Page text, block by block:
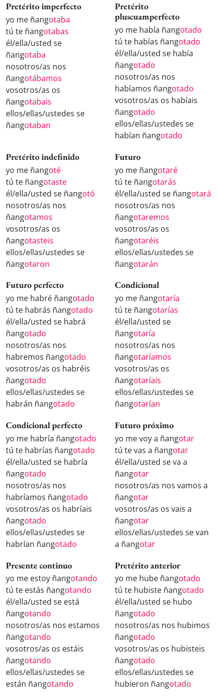
Pretérito imperfecto
yo me ñangotaba
tú te ñangotabas
él/ella/usted se
ñangotaba
nosotros/as nos
ñangotábamos
vosotros/as os
ñangotabais
ellos/ellas/ustedes se
ñangotaban
Pretérito
pluscuamperfecto
yo me había ñangotado
tú te habías ñangotado
él/ella/usted se había
ñangotado
nosotros/as nos
habíamos ñangotado
vosotros/as os habíais
ñangotado
ellos/ellas/ustedes se
habían ñangotado
Pretérito indefinido
yo me ñangoté
tú te ñangotaste
él/ella/usted se ñangotó
nosotros/as nos
ñangotamos
vosotros/as os
ñangotasteis
ellos/ellas/ustedes se
ñangotaron
Futuro
yo me ñangotaré
tú te ñangotarás
él/ella/usted se ñangotará
nosotros/as nos
ñangotaremos
vosotros/as os
ñangotaréis
ellos/ellas/ustedes se
ñangotarán
Futuro perfecto
yo me habré ñangotado
tú te habrás ñangotado
él/ella/usted se habrá
ñangotado
nosotros/as nos
habremos ñangotado
vosotros/as os habréis
ñangotado
ellos/ellas/ustedes se
habrán ñangotado
Condicional
yo me ñangotaría
tú te ñangotarías
él/ella/usted se
ñangotaría
nosotros/as nos
ñangotaríamos
vosotros/as os
ñangotaríais
ellos/ellas/ustedes se
ñangotarían
Condicional perfecto
yo me habría ñangotado
tú te habrías ñangotado
él/ella/usted se habría
ñangotado
nosotros/as nos
habríamos ñangotado
vosotros/as os habríais
ñangotado
ellos/ellas/ustedes se
habrían ñangotado
Futuro próximo
yo me voy a ñangotar
tú te vas a ñangotar
él/ella/usted se va a
ñangotar
nosotros/as nos vamos a
ñangotar
vosotros/as os vais a
ñangotar
ellos/ellas/ustedes se van
a ñangotar
Presente continuo
yo me estoy ñangotando
tú te estás ñangotando
él/ella/usted se está
ñangotando
nosotros/as nos estamos
ñangotando
vosotros/as os estáis
ñangotando
ellos/ellas/ustedes se
están ñangotando
Pretérito anterior
yo me hube ñangotado
tú te hubiste ñangotado
él/ella/usted se hubo
ñangotado
nosotros/as nos hubimos
ñangotado
vosotros/as os hubisteis
ñangotado
ellos/ellas/ustedes se
hubieron ñangotado